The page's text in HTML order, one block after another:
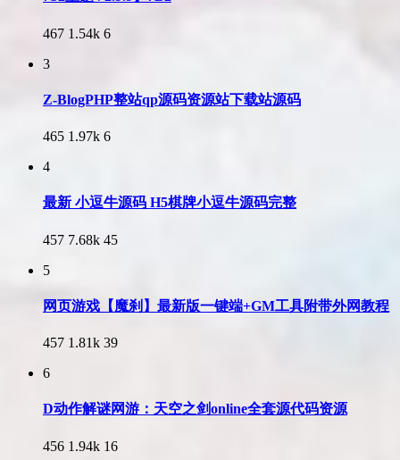
467 1.54k 6
3
Z-BlogPHP整站qp源码资源站下载站源码
465 1.97k 6
4
最新 小逗牛源码 H5棋牌小逗牛源码完整
457 7.68k 45
5
网页游戏【魔刹】最新版一键端+GM工具附带外网教程
457 1.81k 39
6
D动作解谜网游：天空之剑online全套源代码资源
456 1.94k 16